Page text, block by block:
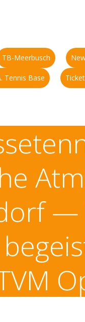
TB-Meerbusch
Tennis Base
—